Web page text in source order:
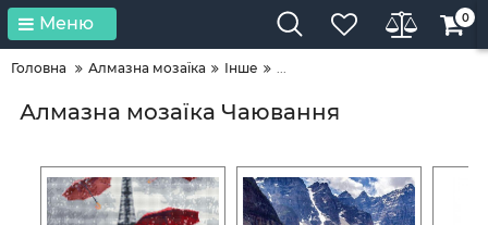
Меню 0
Головна Алмазна мозаїка Інше ...
Алмазна мозаїка Чаювання